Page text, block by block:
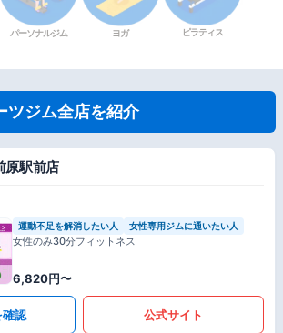
パーソナルジム ヨガ ピラティス
ツジム全店を紹介
原駅前店
運動不足を解消したい人 女性専用ジムに通いたい人
女性のみ30分フィットネス
6,820円〜
確認 公式サイト